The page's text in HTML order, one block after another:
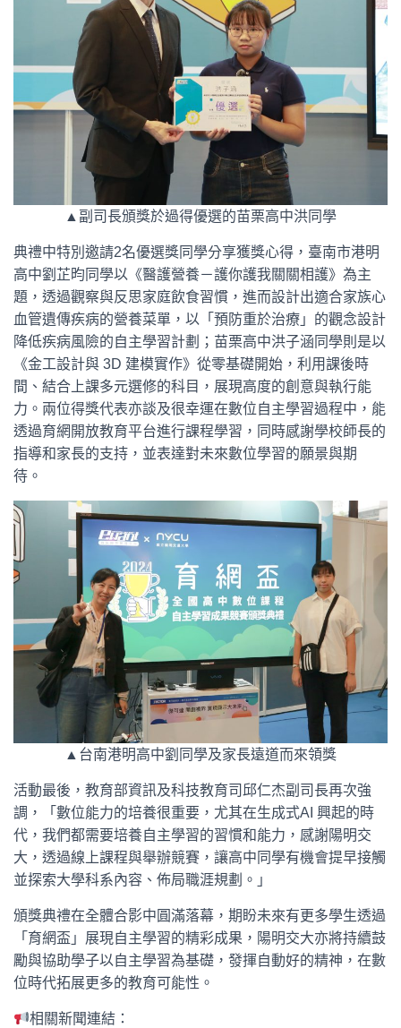
▲副司長頒獎於過得優選的苗栗高中洪同學
典禮中特別邀請2名優選獎同學分享獲獎心得，臺南市港明
高中劉芷昀同學以《醫護營養－護你護我關關相護》為主
題，透過觀察與反思家庭飲食習慣，進而設計出適合家族心
血管遺傳疾病的營養菜單，以「預防重於治療」的觀念設計
降低疾病風險的自主學習計劃；苗栗高中洪子涵同學則是以
《金工設計與 3D 建模實作》從零基礎開始，利用課後時
間、結合上課多元選修的科目，展現高度的創意與執行能
力。兩位得獎代表亦談及很幸運在數位自主學習過程中，能
透過育網開放教育平台進行課程學習，同時感謝學校師長的
指導和家長的支持，並表達對未來數位學習的願景與期
待。
▲台南港明高中劉同學及家長遠道而來領獎
活動最後，教育部資訊及科技教育司邱仁杰副司長再次強
調，「數位能力的培養很重要，尤其在生成式AI 興起的時
代，我們都需要培養自主學習的習慣和能力，感謝陽明交
大，透過線上課程與舉辦競賽，讓高中同學有機會提早接觸
並探索大學科系內容、佈局職涯規劃。」
頒獎典禮在全體合影中圓滿落幕，期盼未來有更多學生透過
「育網盃」展現自主學習的精彩成果，陽明交大亦將持續鼓
勵與協助學子以自主學習為基礎，發揮自動好的精神，在數
位時代拓展更多的教育可能性。
相關新聞連結：